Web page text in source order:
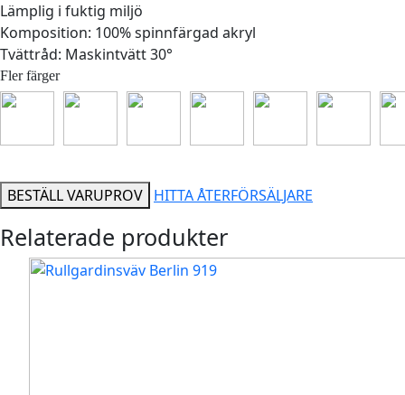
Lämplig i fuktig miljö
Komposition: 100% spinnfärgad akryl
Tvättråd: Maskintvätt 30°
Fler färger
BESTÄLL VARUPROV HITTA ÅTERFÖRSÄLJARE
Relaterade produkter